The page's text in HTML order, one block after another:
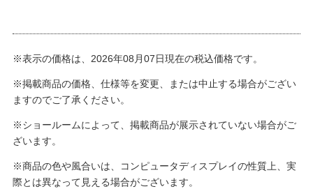
※表示の価格は、2026年08月07日現在の税込価格です。
※掲載商品の価格、仕様等を変更、または中止する場合がござい
ますのでご了承ください。
※ショールームによって、掲載商品が展示されていない場合がご
ざいます。
※商品の色や風合いは、コンピュータディスプレイの性質上、実
際とは異なって見える場合がございます。